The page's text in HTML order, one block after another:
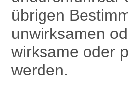
übrigen
unwirksamen
wirksame oder
werden.